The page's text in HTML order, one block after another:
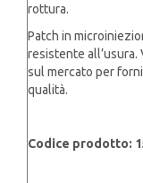
rottura.
Patch in
resistente
sul mercato per
qualità.
Codice prodotto: